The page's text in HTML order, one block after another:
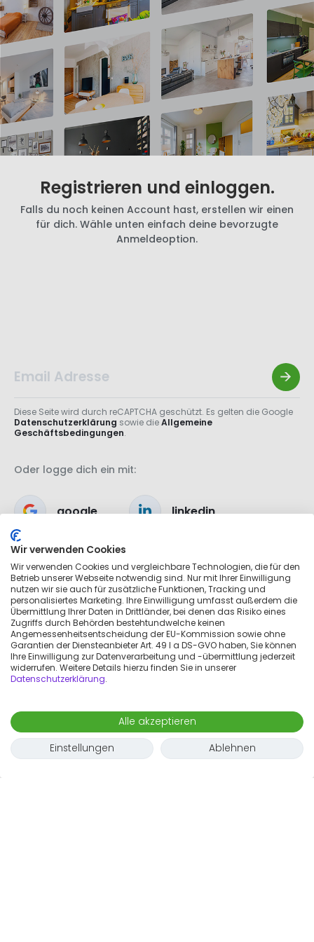
Registrieren und einloggen.
Falls du noch keinen Account hast, erstellen wir einen
für dich. Wähle unten einfach deine bevorzugte
Anmeldeoption.
Diese Seite wird durch reCAPTCHA geschützt. Es gelten die Google
Datenschutzerklärung sowie dieAllgemeine
Geschäftsbedingungen.
Oder logge dich ein mit:
google linkedin
apple
Wir verwenden Cookies
Wir verwenden Cookies und vergleichbare Technologien, die für den
Betrieb unserer Webseite notwendig sind. Nur mit Ihrer Einwilligung
nutzen wir sie auch für zusätzliche Funktionen, Tracking und
personalisiertes Marketing. Ihre Einwilligung umfasst außerdem die
Übermittlung Ihrer Daten in Drittländer, bei denen das Risiko eines
Zugriffs durch Behörden bestehtundwelche keinen
Angemessenheitsentscheidung der EU-Kommission sowie ohne
Garantien der Diensteanbieter Art. 49 I a DS-GVO haben, Sie können
Ihre Einwilligung zur Datenverarbeitung und -übermittlung jederzeit
widerrufen. Weitere Details hierzu finden Sie in unserer
Datenschutzerklärung.
Alle akzeptieren
Einstellungen
Ablehnen